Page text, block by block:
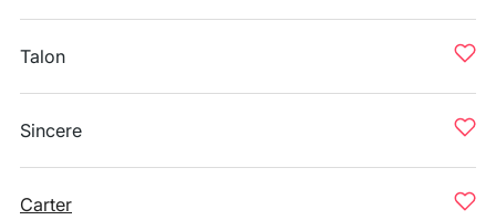
Talon
Sincere
Carter